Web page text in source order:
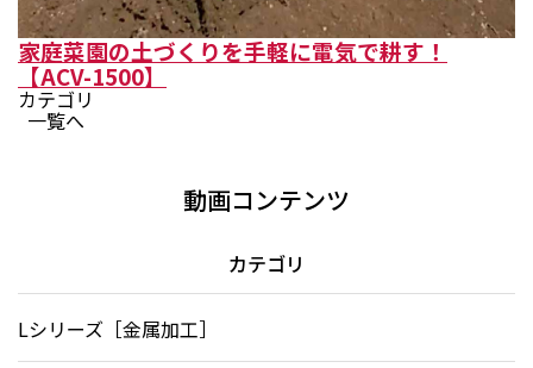
家庭菜園の土づくりを手軽に電気で耕す！
【ACV-1500】
カテゴリ
一覧へ
動画コンテンツ
カテゴリ
Lシリーズ［金属加工］